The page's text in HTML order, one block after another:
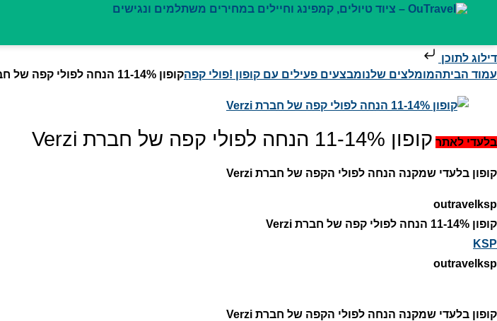
דילוג לתוכן
עמוד הביתהמומלצים שלנומבצעים פעילים עם קופון !פולי קפהקופון 11-14% הנחה לפולי קפה של חברת Verzi
בלעדי לאתר קופון 11-14% הנחה לפולי קפה של חברת Verzi
קופון בלעדי שמקנה הנחה לפולי הקפה של חברת Verzi
outravelksp
קופון 11-14% הנחה לפולי קפה של חברת Verzi
KSP
outravelksp
קופון בלעדי שמקנה הנחה לפולי הקפה של חברת Verzi